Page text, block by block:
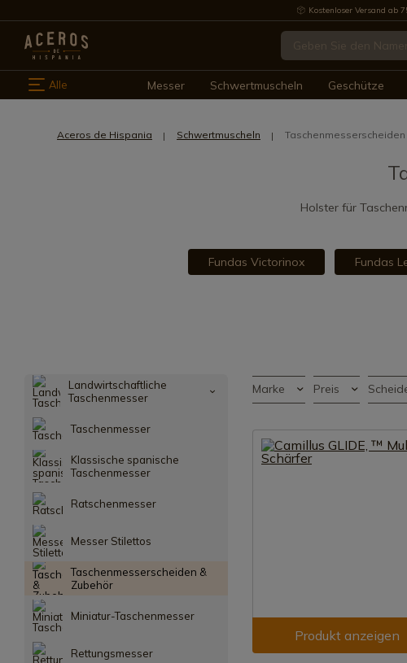
Kostenloser Versand ab
Alle Messer Schwertmuscheln Geschütze
Aceros de Hispania Schwertmuscheln
Holster für
Fundas Victorinox Fundas
Landwirtschaftliche
Taschenmesser
Taschenmesser
Klassische spanische
Taschenmesser
Ratschenmesser
Messer Stilettos
Taschenmesserscheiden &
Zubehör
Miniatur-Taschenmesser
Rettungsmesser
Marke Preis
Produkt anzeigen